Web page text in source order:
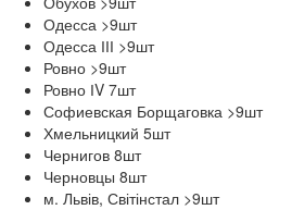
Одесса >9шт
Одесса ІІІ >9шт
Ровно >9шт
Ровно ІV 7шт
Софиевская Борщаговка >9шт
Хмельницкий 5шт
Чернигов 8шт
Черновцы 8шт
м. Львів, Світінстал >9шт